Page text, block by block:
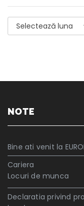
Archiva
NOTE
Bine ati venit la
Cariera
Locuri de munca
Declaratia privind